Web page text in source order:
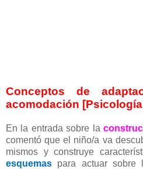
Conceptos de
acomodación
En la entrada sobre la
comentó que el niño/a va
mismos y construye
esquemas para actuar sobre